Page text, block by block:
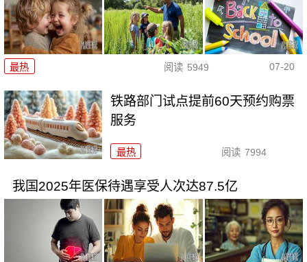
最热 阅读 5949 07-20
铁路部门试点提前60天预约购票
服务
最热 阅读 7994
我国2025年医保待遇享受人次达87.5亿